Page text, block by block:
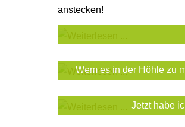
anstecken!
Wem es in der Höhle zu
Jetzt habe